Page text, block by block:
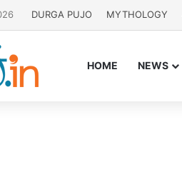
DURGA PUJO MYTHOLOGY
HOME NEWS